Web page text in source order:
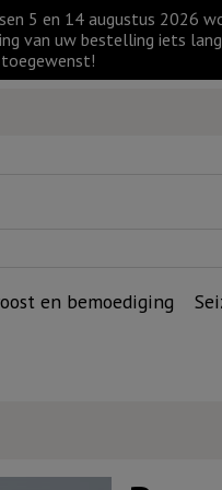
5 en 14 augustus 2026
van uw bestelling iets
en bemoediging